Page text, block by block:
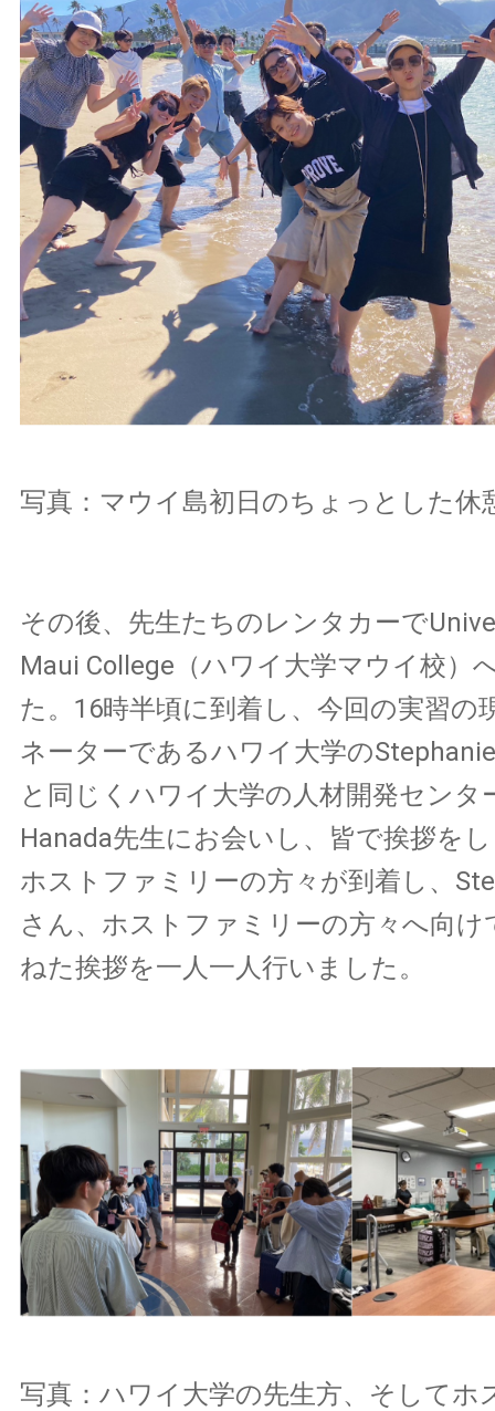
写真：マウイ島初日のちょっとした休
その後、先生たちのレンタカーで
Maui College（ハワイ大学マウイ校）
た。16時半頃に到着し、今回の実習の
ネーターであるハワイ大学の
と同じくハワイ大学の人材開発センタ
Hanada先生にお会いし、皆で挨拶を
ホストファミリーの方々が到着し、
さん、ホストファミリーの方々へ向け
ねた挨拶を一人一人行いました。
写真：ハワイ大学の先生方、そしてホ